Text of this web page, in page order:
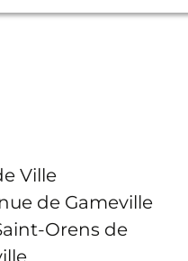
Ville
de Gameville
Orens de